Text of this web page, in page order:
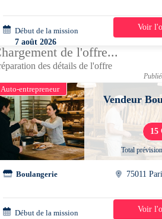
Début de la mission
7 août 2026
12h00 - 21h00
1 jour
Voir
de l'offre...
des détails de l'offre
Auto-entrepreneur
Vendeur
15
Total
Boulangerie 75011
Début de la mission
1 jour
Voir